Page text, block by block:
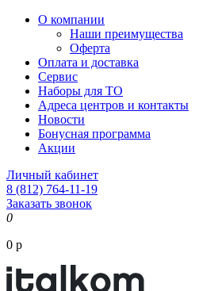
О компании
Наши преимущества
Оферта
Оплата и доставка
Сервис
Наборы для ТО
Адреса центров и контакты
Новости
Бонусная программа
Акции
Личный кабинет
8 (812) 764-11-19
Заказать звонок
0
0 р